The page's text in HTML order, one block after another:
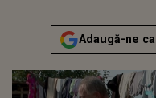
Adaugă-ne